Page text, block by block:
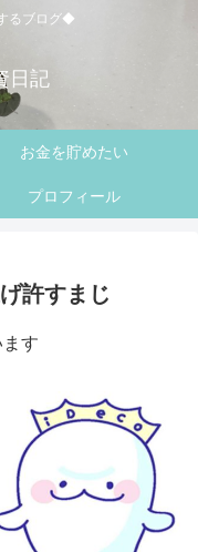
るブログ◆
日記
お金を貯めたい
プロフィール
許すまじ
す